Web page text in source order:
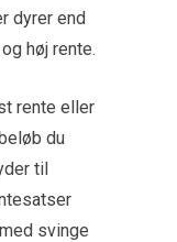
dyrer end
høj rente.
rente eller
du
til
svinge